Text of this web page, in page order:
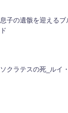
息子の遺骸を迎える
ド
ソクラテスの死_ルイ